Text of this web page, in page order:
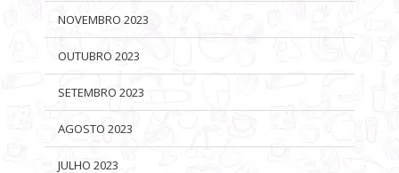
NOVEMBRO 2023
OUTUBRO 2023
SETEMBRO 2023
AGOSTO 2023
JULHO 2023